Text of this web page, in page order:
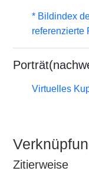
* Bildindex
referenzierte
Virtuelles
Zitierweise